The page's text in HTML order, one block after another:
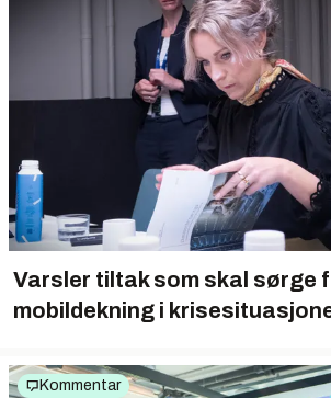
Varsler tiltak som skal sørge
mobildekning i
Kommentar